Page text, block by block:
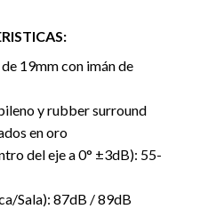
19mm con imán de
y rubber surround
en oro
del eje a 0° ±3dB): 55-
Sala): 87dB / 89dB